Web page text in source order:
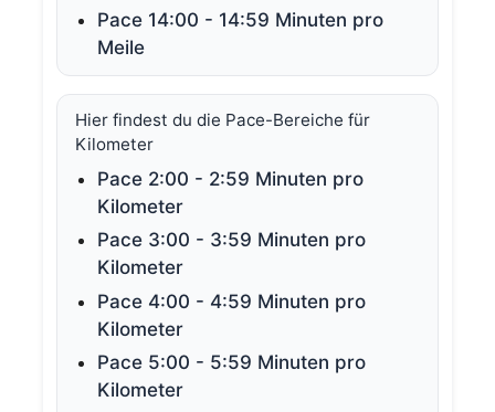
Pace 14:00 - 14:59 Minuten pro
Meile
Hier findest du die Pace-Bereiche für
Kilometer
Pace 2:00 - 2:59 Minuten pro
Kilometer
Pace 3:00 - 3:59 Minuten pro
Kilometer
Pace 4:00 - 4:59 Minuten pro
Kilometer
Pace 5:00 - 5:59 Minuten pro
Kilometer